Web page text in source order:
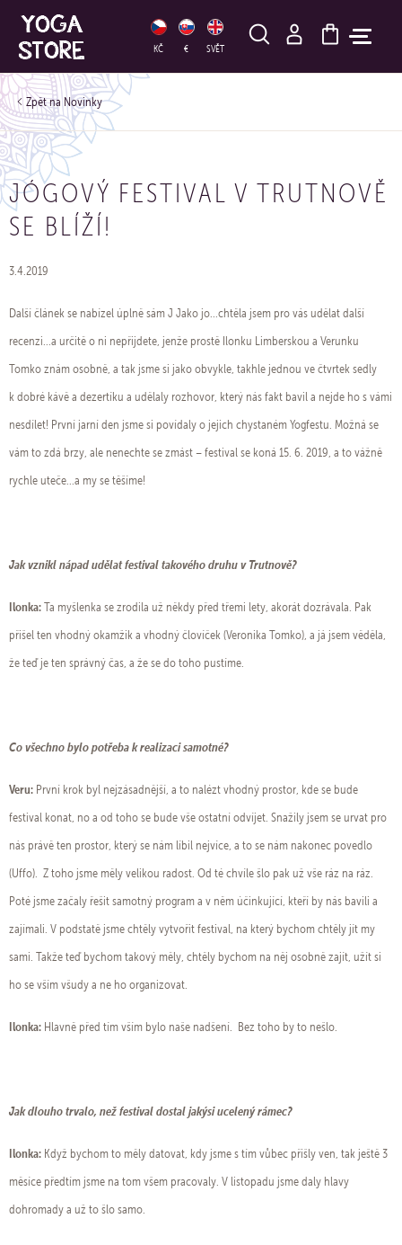
KČ € SVĚT
HLEDAT
Novinky
JÓGOVÝ FESTIVAL V TRUTNOVĚ
SE BLÍŽÍ!
3.4.2019
Další článek se nabízel úplně sám J Jako jo...chtěla jsem pro vás udělat další
recenzi...a určitě o ni nepřijdete, jenže prostě Ilonku Limberskou a Verunku
Tomko znám osobně, a tak jsme si jako obvykle, takhle jednou ve čtvrtek sedly
k dobré kávě a dezertíku a udělaly rozhovor, který nás fakt bavil a nejde ho s vámi
nesdílet! První jarní den jsme si povídaly o jejich chystaném Yogfestu. Možná se
vám to zdá brzy, ale nenechte se zmást – festival se koná 15. 6. 2019, a to vážně
rychle uteče...a my se těšíme!
Jak vznikl nápad udělat festival takového druhu v Trutnově?
Ilonka:Ta myšlenka se zrodila už někdy před třemi lety, akorát dozrávala. Pak
přišel ten vhodný okamžik a vhodný človíček (Veronika Tomko), a já jsem věděla,
že teď je ten správný čas, a že se do toho pustíme.
Co všechno bylo potřeba k realizaci samotné?
Veru: První krok byl nejzásadnější, a to nalézt vhodný prostor, kde se bude
festival konat, no a od toho se bude vše ostatní odvíjet. Snažily jsem se urvat pro
nás právě ten prostor, který se nám líbil nejvíce, a to se nám nakonec povedlo
(Uffo). Z toho jsme měly velikou radost. Od té chvíle šlo pak už vše ráz na ráz.
Poté jsme začaly řešit samotný program a v něm účinkující, kteří by nás bavili a
zajímali. V podstatě jsme chtěly vytvořit festival, na který bychom chtěly jít my
sami. Takže teď bychom takový měly, chtěly bychom na něj osobně zajít, užít si
ho se vším všudy a ne ho organizovat.
Ilonka: Hlavně před tím vším bylo naše nadšení. Bez toho by to nešlo.
Jak dlouho trvalo, než festival dostal jakýsi ucelený rámec?
Ilonka: Když bychom to měly datovat, kdy jsme s tím vůbec přišly ven, tak ještě 3
měsíce předtím jsme na tom všem pracovaly. V listopadu jsme daly hlavy
dohromady a už to šlo samo.